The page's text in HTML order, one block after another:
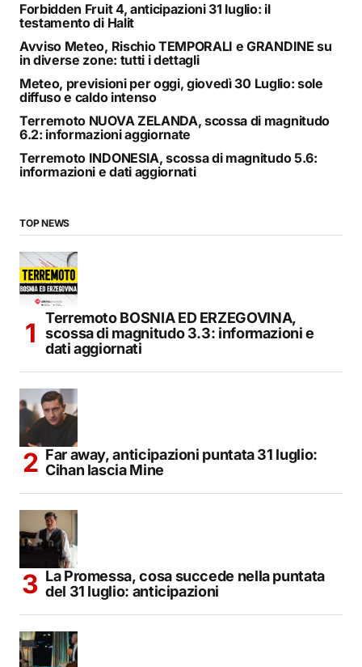
Forbidden Fruit 4, anticipazioni 31 luglio: il
testamento di Halit
Avviso Meteo, Rischio TEMPORALI e GRANDINE su
in diverse zone: tutti i dettagli
Meteo, previsioni per oggi, giovedì 30 Luglio: sole
diffuso e caldo intenso
Terremoto NUOVA ZELANDA, scossa di magnitudo
6.2: informazioni aggiornate
Terremoto INDONESIA, scossa di magnitudo 5.6:
informazioni e dati aggiornati
TOP NEWS
Terremoto BOSNIA ED ERZEGOVINA,
scossa di magnitudo 3.3: informazioni e
dati aggiornati
Far away, anticipazioni puntata 31 luglio:
Cihan lascia Mine
La Promessa, cosa succede nella puntata
del 31 luglio: anticipazioni